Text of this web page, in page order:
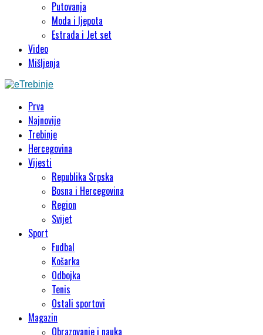
Putovanja
Moda i ljepota
Estrada i Jet set
Video
Mišljenja
Prva
Najnovije
Trebinje
Hercegovina
Vijesti
Republika Srpska
Bosna i Hercegovina
Region
Svijet
Sport
Fudbal
Košarka
Odbojka
Tenis
Ostali sportovi
Magazin
Obrazovanje i nauka